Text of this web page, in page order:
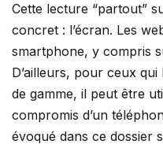
Cette lecture “partout”
concret : l’écran. Les
smartphone, y compris
D’ailleurs, pour ceux
de gamme, il peut être
compromis d’un
évoqué dans ce dossier